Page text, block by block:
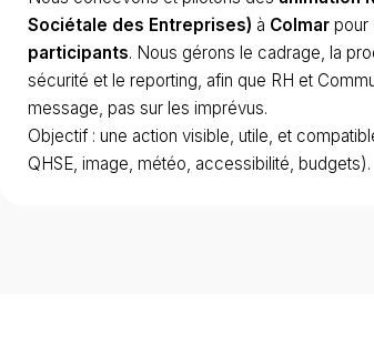
Sociétale des Entreprises) à Colmar pour
participants. Nous gérons le cadrage, la
sécurité et le reporting, afin que RH et
message, pas sur les imprévus.
Objectif : une action visible, utile, et
QHSE, image, météo, accessibilité, budgets).